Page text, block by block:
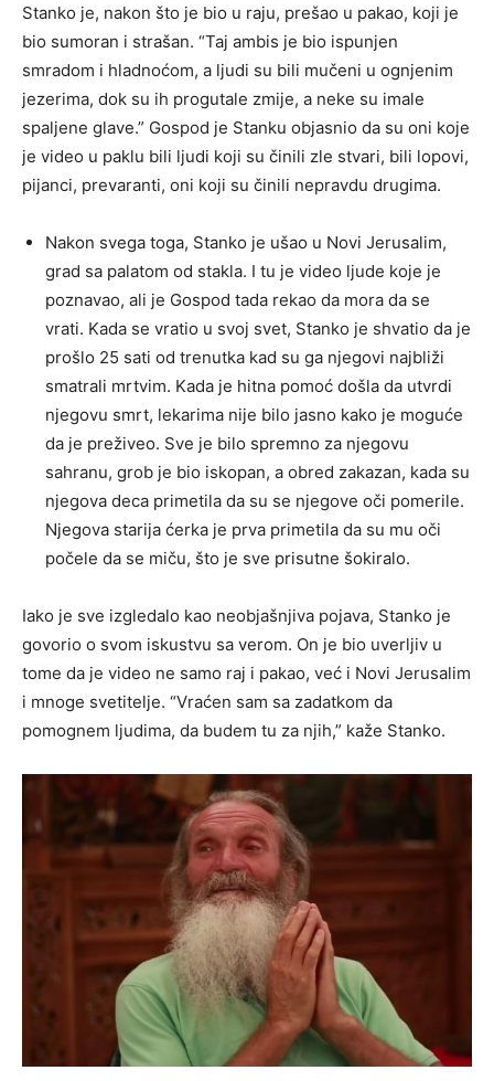
Stanko je, nakon što je bio u raju, prešao u pakao, koji je
bio sumoran i strašan. “Taj ambis je bio ispunjen
smradom i hladnoćom, a ljudi su bili mučeni u ognjenim
jezerima, dok su ih progutale zmije, a neke su imale
spaljene glave.” Gospod je Stanku objasnio da su oni koje
je video u paklu bili ljudi koji su činili zle stvari, bili lopovi,
pijanci, prevaranti, oni koji su činili nepravdu drugima.
Nakon svega toga, Stanko je ušao u Novi Jerusalim,
grad sa palatom od stakla. I tu je video ljude koje je
poznavao, ali je Gospod tada rekao da mora da se
vrati. Kada se vratio u svoj svet, Stanko je shvatio da je
prošlo 25 sati od trenutka kad su ga njegovi najbliži
smatrali mrtvim. Kada je hitna pomoć došla da utvrdi
njegovu smrt, lekarima nije bilo jasno kako je moguće
da je preživeo. Sve je bilo spremno za njegovu
sahranu, grob je bio iskopan, a obred zakazan, kada su
njegova deca primetila da su se njegove oči pomerile.
Njegova starija ćerka je prva primetila da su mu oči
počele da se miču, što je sve prisutne šokiralo.
Iako je sve izgledalo kao neobjašnjiva pojava, Stanko je
govorio o svom iskustvu sa verom. On je bio uverljiv u
tome da je video ne samo raj i pakao, već i Novi Jerusalim
i mnoge svetitelje. “Vraćen sam sa zadatkom da
pomognem ljudima, da budem tu za njih,” kaže Stanko.